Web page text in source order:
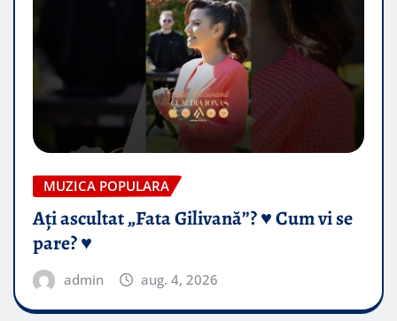
MUZICA POPULARA
Ați ascultat „Fata Gilivană”? ♥️ Cum vi se
pare? ♥️
admin aug. 4, 2026